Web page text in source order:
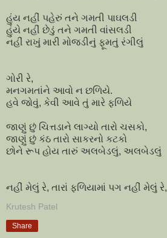
હુંય નહીં પહેરું તને ગમતી પાઘલડી
હુંયે નહીં છેડું તને ગમતી વાંસલડી
નહીં રાખું મારી મોજડીનું ફૂમતું રંગીલું
ગોરી રે,
મનગમતાંને આવો ન છળિયે.
હવે જોવું, કેવી આવે તું મારે ફળિયે
જાણું છું ચિત્તડાને લાગ્યો તારો ચસકો,
જાણું છું કંઠ તારો સાકરનો કટકો
છોને રૂપ હોય તારું અલબેડલું, અલબેડલું
નહીં મેલું રે, તારાં ફળિયામાં પગ નહીં મેલું રે,
Krutesh Patel
Share